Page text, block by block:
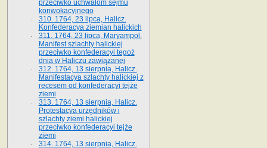
przeciwko uchwałom sejmu
konwokacyjnego
310. 1764, 23 lipca, Halicz.
Konfederacya ziemian halickich
311. 1764, 23 lipca, Maryampol.
Manifest szlachty halickiej
przeciwko konfederacyi tegoż
dnia w Haliczu zawiązanej
312. 1764, 13 sierpnia, Halicz.
Manifestacya szlachty halickiej z
recesem od konfederacyi tejże
ziemi
313. 1764, 13 sierpnia, Halicz.
Protestacya urzędników i
szlachty ziemi halickiej
przeciwko konfederacyi tejże
ziemi
314. 1764, 13 sierpnia, Halicz.